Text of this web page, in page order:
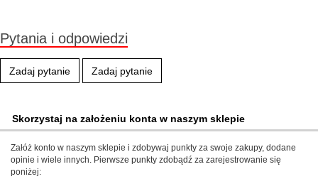
Pytania i odpowiedzi
Zadaj pytanie Zadaj pytanie
Skorzystaj na założeniu konta w naszym sklepie
Załóż konto w naszym sklepie i zdobywaj punkty za swoje zakupy, dodane
opinie i wiele innych. Pierwsze punkty zdobądź za zarejestrowanie się
poniżej: